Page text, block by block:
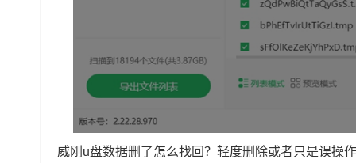
威刚u盘数据删了怎么找回？轻度删除或者只是误操